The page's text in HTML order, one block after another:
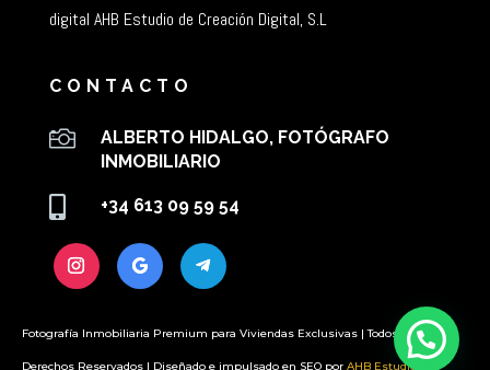
digital AHB Estudio de Creación Digital, S.L
CONTACTO

ALBERTO HIDALGO, FOTÓGRAFO
INMOBILIARIO
 +34 613 09 59 54
Fotografía Inmobiliaria Premium para Viviendas Exclusivas | Todos los
Derechos Reservados | Diseñado e impulsado en SEO por AHB Estudio